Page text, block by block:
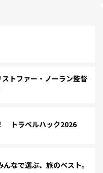
トファー・ノーラン監督
トラベルハック2026
なで選ぶ、旅のベスト。